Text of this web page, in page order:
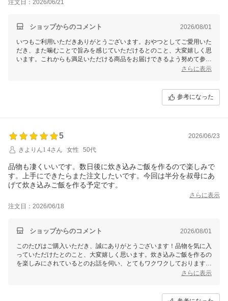
注文日：2026/06/21
ショップからのコメント 2026/08/01
いつもご利用いただきありがとうございます。おやつとしてご愛用いた
だき、また噛むことで旨みを感じていただけるとのこと、大変嬉しく思
います。これからも満足いただける商品をお届けできるよう努めて参り
ます。何か気になる点やご要望などございましたら、どうぞお気軽にお
さらに表示
参考になった
5
2026/06/23
きよりん1 4さん
女性 50代
品物も凄くいいです。数日後に炊き込みご飯を作るので楽しみで
す。上手にできたらまた注文したいです。今回は半分を叔母にあ
げて炊き込みご飯を作る予定です。
さらに表示
注文日：2026/06/18
ショップからのコメント 2026/08/01
このたびはご購入いただき、誠にありがとうございます！品物を気に入
っていただけたとのこと、大変嬉しく思います。炊き込みご飯を作るの
を楽しみにされているとのお話を伺い、とてもワクワクしております。
お料理をされる際の素敵なひとときと、出来上がったお料理が美味しく
また、叔母様にもお裾分けされるという心温まるエピソード、ありがと
さらに表示